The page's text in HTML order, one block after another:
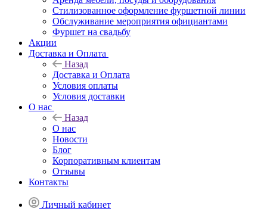
Стилизованное оформление фуршетной линии
Обслуживание мероприятия официантами
Фуршет на свадьбу
Акции
Доставка и Оплата
Назад
Доставка и Оплата
Условия оплаты
Условия доставки
О нас
Назад
О нас
Новости
Блог
Корпоративным клиентам
Отзывы
Контакты
Личный кабинет